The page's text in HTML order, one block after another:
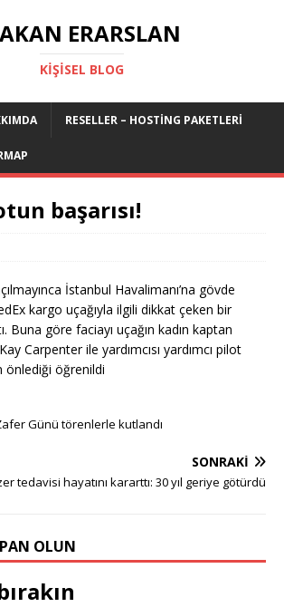
ERARSLAN
KIŞISEL BLOG
RESELLER – HOSTING PAKETLERI
başarısı!
İstanbul Havalimanı’na gövde
kargo uçağıyla ilgili dikkat çeken bir
Buna göre faciayı uçağın kadın kaptan
Carpenter ile yardımcısı yardımcı pilot
önlediği öğrenildi
Günü törenlerle kutlandı
SONRAKI
tedavisi hayatını kararttı: 30 yıl geriye götürdü
OLUN